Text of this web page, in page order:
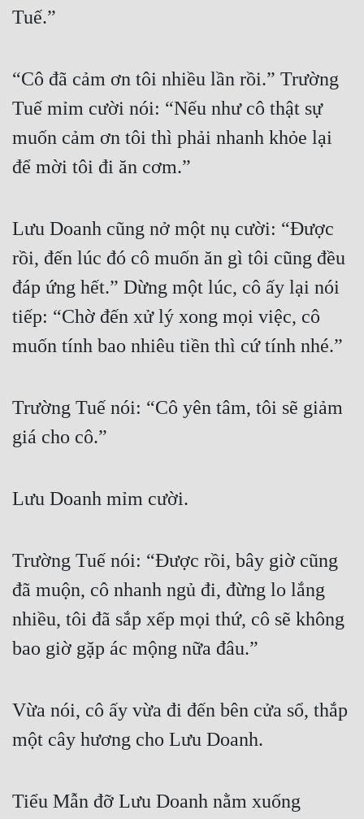
Tuế.”
“Cô đã cảm ơn tôi nhiều lần rồi.” Trường
Tuế mỉm cười nói: “Nếu như cô thật sự
muốn cảm ơn tôi thì phải nhanh khỏe lại
để mời tôi đi ăn cơm.”
Lưu Doanh cũng nở một nụ cười: “Được
rồi, đến lúc đó cô muốn ăn gì tôi cũng đều
đáp ứng hết.” Dừng một lúc, cô ấy lại nói
tiếp: “Chờ đến xử lý xong mọi việc, cô
muốn tính bao nhiêu tiền thì cứ tính nhé.”
Trường Tuế nói: “Cô yên tâm, tôi sẽ giảm
giá cho cô.”
Lưu Doanh mỉm cười.
Trường Tuế nói: “Được rồi, bây giờ cũng
đã muộn, cô nhanh ngủ đi, đừng lo lắng
nhiều, tôi đã sắp xếp mọi thứ, cô sẽ không
bao giờ gặp ác mộng nữa đâu.”
Vừa nói, cô ấy vừa đi đến bên cửa sổ, thắp
một cây hương cho Lưu Doanh.
Tiểu Mẫn đỡ Lưu Doanh nằm xuống